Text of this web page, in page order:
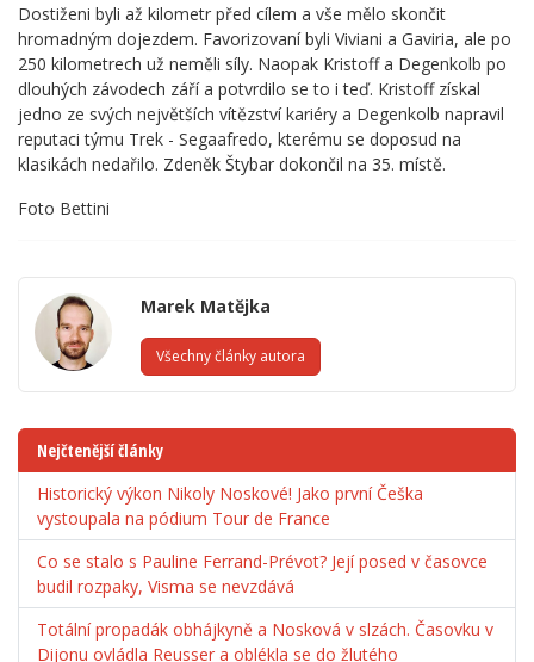
Dostiženi byli až kilometr před cílem a vše mělo skončit
hromadným dojezdem. Favorizovaní byli Viviani a Gaviria, ale po
250 kilometrech už neměli síly. Naopak Kristoff a Degenkolb po
dlouhých závodech září a potvrdilo se to i teď. Kristoff získal
jedno ze svých největších vítězství kariéry a Degenkolb napravil
reputaci týmu Trek - Segaafredo, kterému se doposud na
klasikách nedařilo. Zdeněk Štybar dokončil na 35. místě.
Foto Bettini
Marek Matějka
Všechny články autora
Nejčtenější články
Historický výkon Nikoly Noskové! Jako první Češka
vystoupala na pódium Tour de France
Co se stalo s Pauline Ferrand-Prévot? Její posed v časovce
budil rozpaky, Visma se nevzdává
Totální propadák obhájkyně a Nosková v slzách. Časovku v
Dijonu ovládla Reusser a oblékla se do žlutého